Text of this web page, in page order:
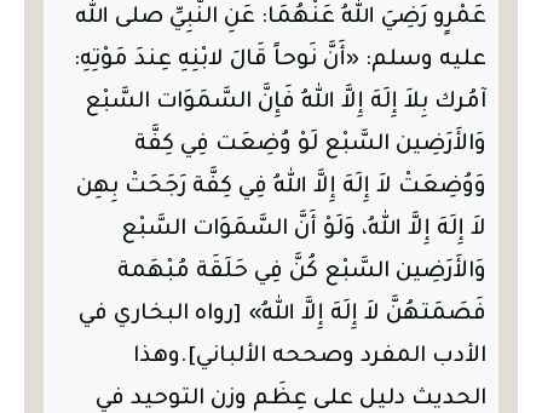
عَمْرٍو رَضِيَ اللهُ عَنْهُمَا: عَنِ النَّبِيِّ صلى الله
عليه وسلم: «أَنَّ نَوحاً قَالَ لابْنِهِ عِندَ مَوْتِهِ:
آمُرك بِلاَ إِلَهَ إِلاَّ اللهُ فَإِنَّ السَّمَوَات السَّبْع
وَالأَرَضِين السَّبْع لَوْ وُضِعَت فِي كِفَّة
وَوُضِعَتْ لاَ إِلَهَ إِلاَّ اللهُ فِي كِفَّة رَجَحَتْ بِهِن
لاَ إِلَهَ إِلاَّ اللهُ، وَلَوْ أَنَّ السَّمَوَات السَّبْع
وَالأَرَضِين السَّبْع كُنَّ فِي حَلَقَة مُبْهَمة
فَصَمَتهُنَّ لاَ إِلَهَ إِلاَّ اللهُ» [رواه البخاري في
الأدب المفرد وصححه الألباني].وهذا
الحديث دليل على عِظَم وزن التوحيد في